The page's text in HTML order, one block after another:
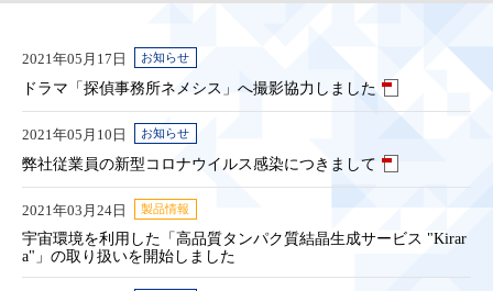
2021年05月17日 お知らせ
ドラマ「探偵事務所ネメシス」へ撮影協力しました
2021年05月10日 お知らせ
弊社従業員の新型コロナウイルス感染につきまして
2021年03月24日 製品情報
宇宙環境を利用した「高品質タンパク質結晶生成サービス "Kirar
a"」の取り扱いを開始しました